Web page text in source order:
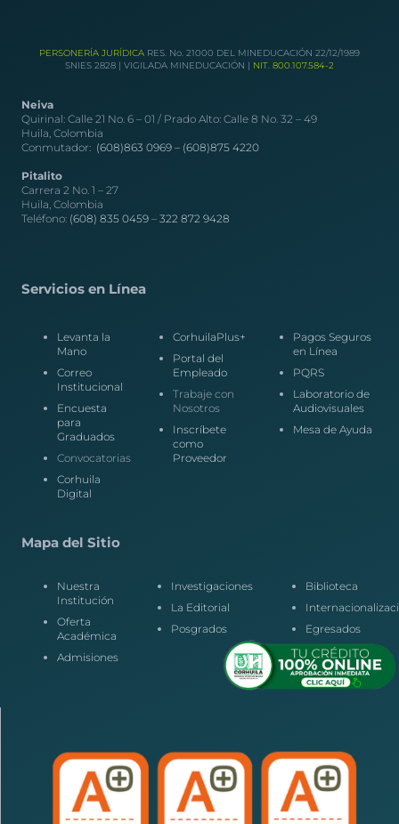
PERSONERÍA JURÍDICA RES. No. 21000 DEL MINEDUCACIÓN 22/12/1989
SNIES 2828 | VIGILADA MINEDUCACIÓN | NIT. 800.107.584-2
Neiva
Quirinal: Calle 21 No. 6 – 01 / Prado Alto: Calle 8 No. 32 – 49
Huila, Colombia
Conmutador: (608)863 0969 – (608)875 4220
Pitalito
Carrera 2 No. 1 – 27
Huila, Colombia
Teléfono: (608) 835 0459 – 322 872 9428
Servicios en Línea
Levanta la
Mano
Correo
Institucional
Encuesta
para
Graduados
Convocatorias
Corhuila
Digital
CorhuilaPlus+
Portal del
Empleado
Trabaje con
Nosotros
Inscríbete
como
Proveedor
Pagos Seguros
en Línea
PQRS
Laboratorio de
Audiovisuales
Mesa de Ayuda
Mapa del Sitio
Nuestra
Institución
Oferta
Académica
Admisiones
Investigaciones
La Editorial
Posgrados
Biblioteca
Egresados